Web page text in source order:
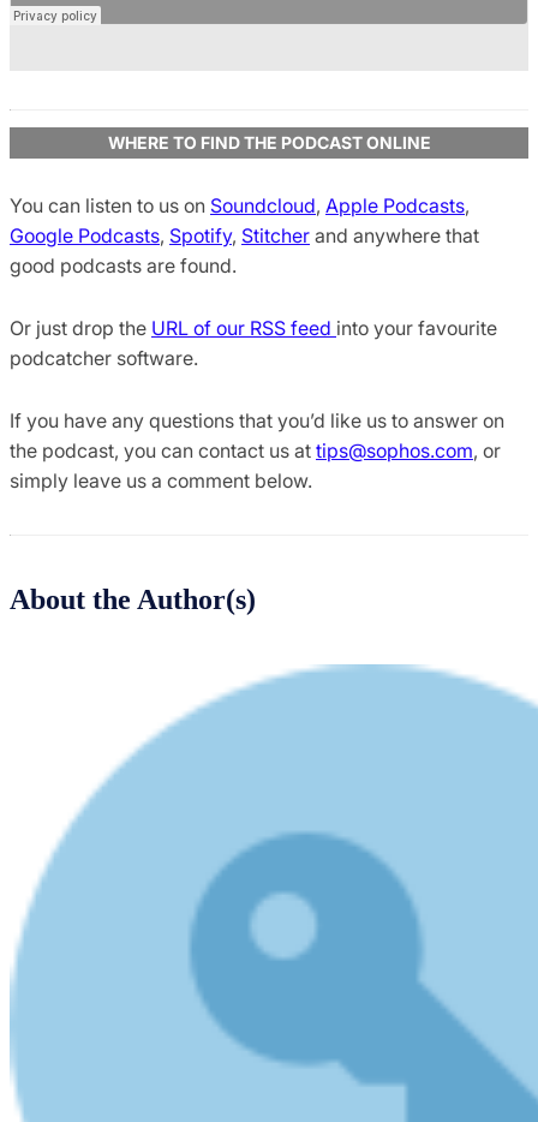
WHERE TO FIND THE PODCAST ONLINE
You can listen to us on Soundcloud, Apple Podcasts,
Google Podcasts, Spotify, Stitcher and anywhere that
good podcasts are found.
Or just drop the URL of our RSS feed into your favourite
podcatcher software.
If you have any questions that you’d like us to answer on
the podcast, you can contact us at tips@sophos.com, or
simply leave us a comment below.
About the Author(s)